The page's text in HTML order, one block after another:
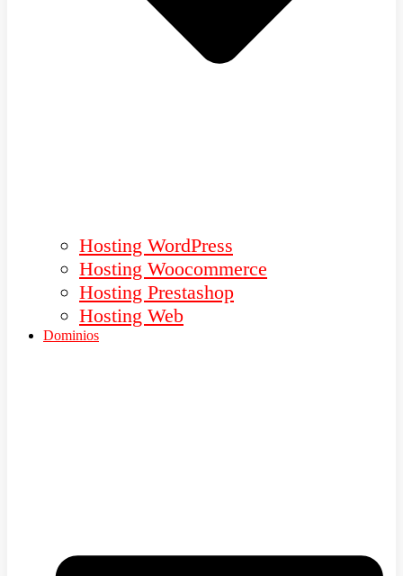
Hosting WordPress
Hosting Woocommerce
Hosting Prestashop
Hosting Web
Dominios